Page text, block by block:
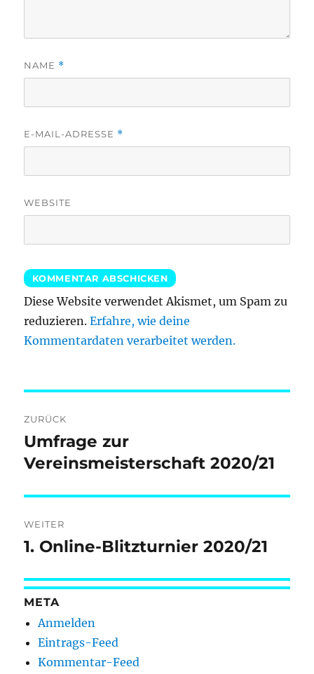
NAME *
E-MAIL-ADRESSE *
WEBSITE
Diese Website verwendet Akismet, um Spam zu
reduzieren.Erfahre, wie deine
Kommentardaten verarbeitet werden.
ZURÜCK
Vorheriger
Beitrag:
Umfrage zur
Vereinsmeisterschaft 2020/21
WEITER
Nächster
1. Online-Blitzturnier 2020/21
META
Anmelden
Eintrags-Feed
Kommentar-Feed